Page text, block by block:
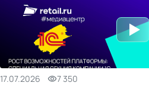
17.07.2026 7 350